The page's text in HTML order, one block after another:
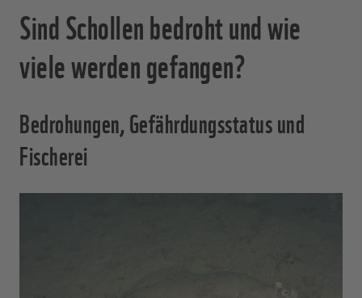
Sind Schollen bedroht und wie
viele werden gefangen?
Bedrohungen, Gefährdungsstatus und
Fischerei